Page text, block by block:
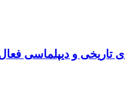
تاریخی و دیپلماسی